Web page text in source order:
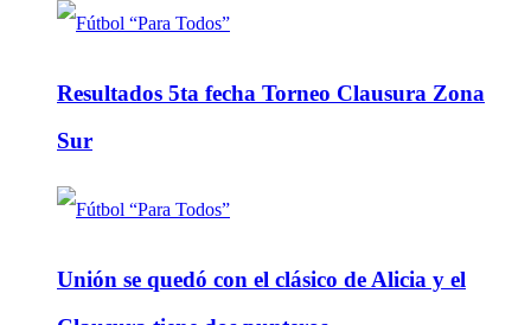
Resultados 5ta fecha Torneo Clausura Zona
Sur
Unión se quedó con el clásico de Alicia y el